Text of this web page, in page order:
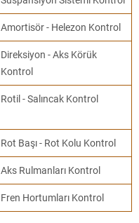
Amortisör - Helezon Kontrol
Direksiyon - Aks Körük
Kontrol
Rotil - Salıncak Kontrol
Rot Başı - Rot Kolu Kontrol
Aks Rulmanları Kontrol
Fren Hortumları Kontrol